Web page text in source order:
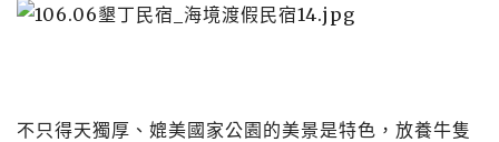
不只得天獨厚、媲美國家公園的美景是特色，放養牛隻